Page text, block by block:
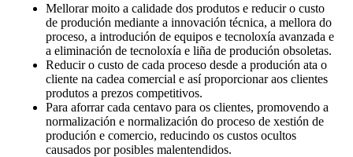
Mellorar moito a calidade dos produtos e reducir o custo
de produción mediante a innovación técnica, a mellora do
proceso, a introdución de equipos e tecnoloxía avanzada e
a eliminación de tecnoloxía e liña de produción obsoletas.
Reducir o custo de cada proceso desde a produción ata o
cliente na cadea comercial e así proporcionar aos clientes
produtos a prezos competitivos.
Para aforrar cada centavo para os clientes, promovendo a
normalización e normalización do proceso de xestión de
produción e comercio, reducindo os custos ocultos
causados ​​por posibles malentendidos.